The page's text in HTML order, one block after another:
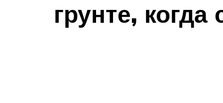
грунте, когда